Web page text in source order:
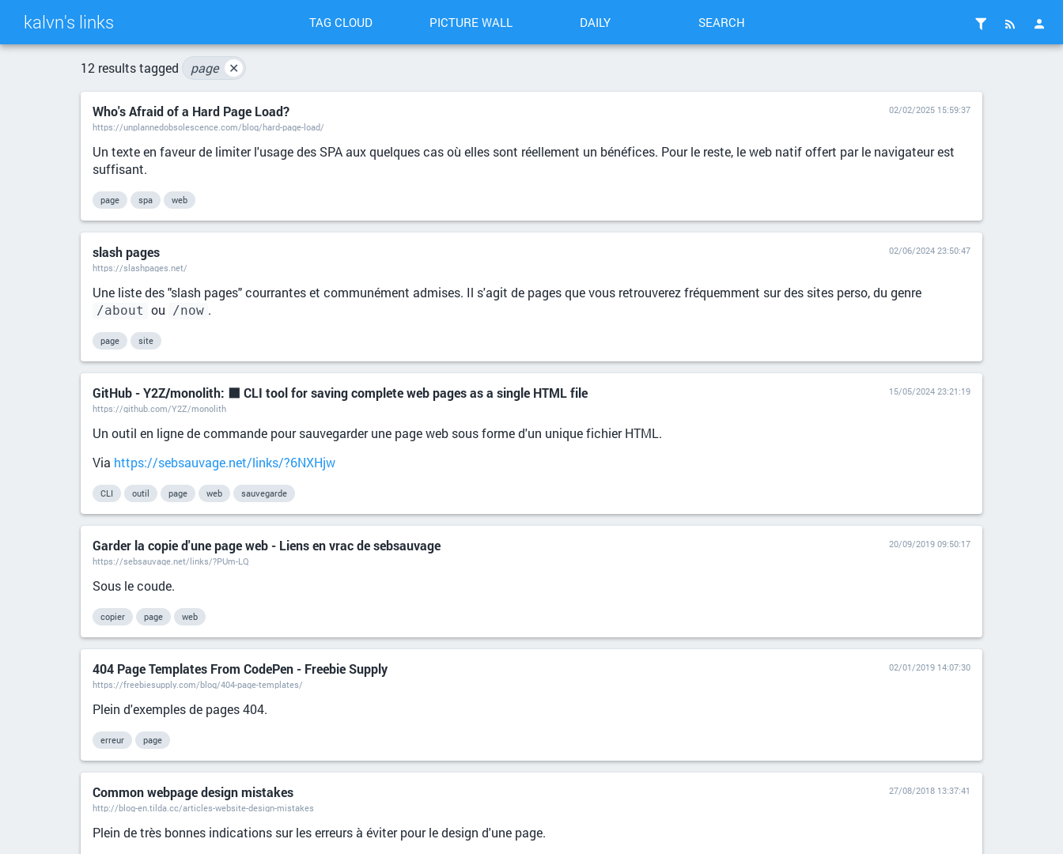
kalvn's links TAG CLOUD PICTURE WALL DAILY SEARCH
12 results tagged page ✕
Who's Afraid of a Hard Page Load?
https://unplannedobsolescence.com/blog/hard-page-load/
02/02/2025 15:59:37
Un texte en faveur de limiter l'usage des SPA aux quelques cas où elles sont réellement un bénéfices. Pour le reste, le web natif offert par le navigateur est
suffisant.
page spa web
slash pages
https://slashpages.net/
02/06/2024 23:50:47
Une liste des "slash pages" courrantes et communément admises. Il s'agit de pages que vous retrouverez fréquemment sur des sites perso, du genre
/about ou /now .
page site
GitHub - Y2Z/monolith: ⬛️ CLI tool for saving complete web pages as a single HTML file
https://github.com/Y2Z/monolith
15/05/2024 23:21:19
Un outil en ligne de commande pour sauvegarder une page web sous forme d'un unique fichier HTML.
Via https://sebsauvage.net/links/?6NXHjw
CLI outil page web sauvegarde
Garder la copie d'une page web - Liens en vrac de sebsauvage
https://sebsauvage.net/links/?PUm-LQ
20/09/2019 09:50:17
Sous le coude.
copier page web
404 Page Templates From CodePen - Freebie Supply
https://freebiesupply.com/blog/404-page-templates/
02/01/2019 14:07:30
Plein d'exemples de pages 404.
erreur page
Common webpage design mistakes
http://blog-en.tilda.cc/articles-website-design-mistakes
27/08/2018 13:37:41
Plein de très bonnes indications sur les erreurs à éviter pour le design d'une page.